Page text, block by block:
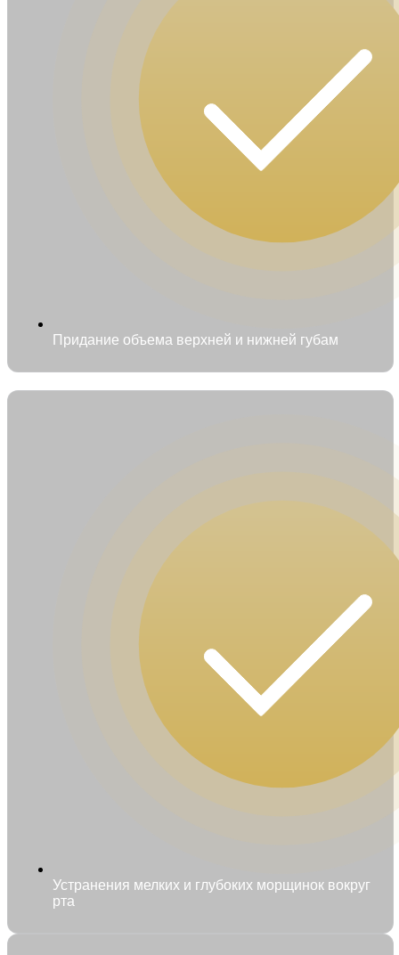
Придание объема верхней и нижней губам
Устранения мелких и глубоких морщинок вокруг
рта